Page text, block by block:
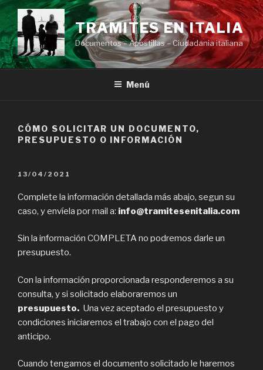
Ir
contenido
TRAMITES EN ITALIA
Documentos – Apostillas – Ciudadania italiana
Menú
CÓMO SOLICITAR UN DOCUMENTO,
PRESUPUESTO O INFORMACIÓN
PUBLICADO
13/04/2021
Complete la información detallada más abajo, segun su
caso, y envíela por mail a: info@tramitesenitalia.com
Sin la información COMPLETA no podremos darle un
presupuesto.
Con la información proporcionada responderemos a su
consulta, y si solicitado elaboraremos un
presupuesto. Una vez aceptado el presupuesto y
condiciones iniciaremos el trabajo con el pago del
anticipo.
Cuando tengamos el documento solicitado le haremos